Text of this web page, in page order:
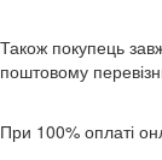
Також покупець
поштовому
При 100% оплаті